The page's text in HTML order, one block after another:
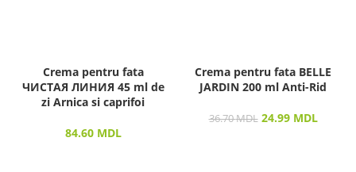
Crema pentru fata
ЧИСТАЯ ЛИНИЯ 45 ml de
zi Arnica si caprifoi
84.60 MDL
Crema pentru fata BELLE
JARDIN 200 ml Anti-Rid
36.70MDL 24.99 MDL